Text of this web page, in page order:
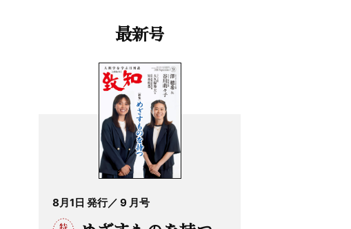
最新号
8月1日 発行／ 9 月号